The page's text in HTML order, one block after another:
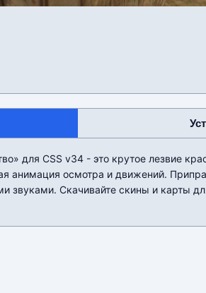
для CSS v34 - это крутое лезвие
анимация осмотра и движений.
звуками. Скачивайте скины и карты